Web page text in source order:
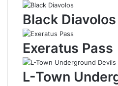
Black Diavolos
Exeratus Pass
L-Town